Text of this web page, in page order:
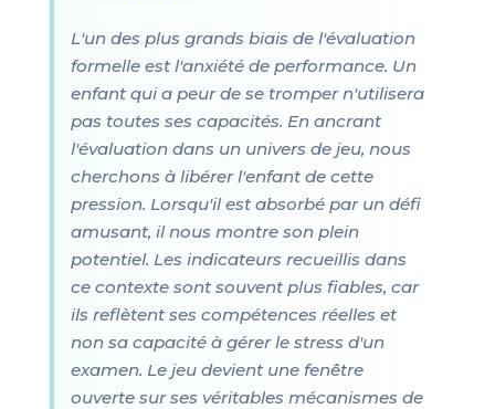
L'un des plus grands biais de l'évaluation
formelle est l'anxiété de performance. Un
enfant qui a peur de se tromper n'utilisera
pas toutes ses capacités. En ancrant
l'évaluation dans un univers de jeu, nous
cherchons à libérer l'enfant de cette
pression. Lorsqu'il est absorbé par un défi
amusant, il nous montre son plein
potentiel. Les indicateurs recueillis dans
ce contexte sont souvent plus fiables, car
ils reflètent ses compétences réelles et
non sa capacité à gérer le stress d'un
examen. Le jeu devient une fenêtre
ouverte sur ses véritables mécanismes de